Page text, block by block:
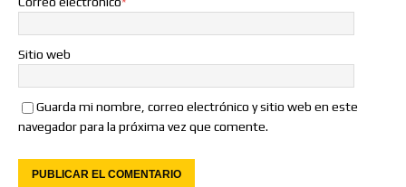
Sitio web
Guarda mi nombre, correo electrónico y sitio web en este
navegador para la próxima vez que comente.